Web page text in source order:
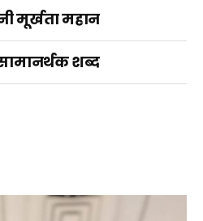
मूर्खता महान
शब्द